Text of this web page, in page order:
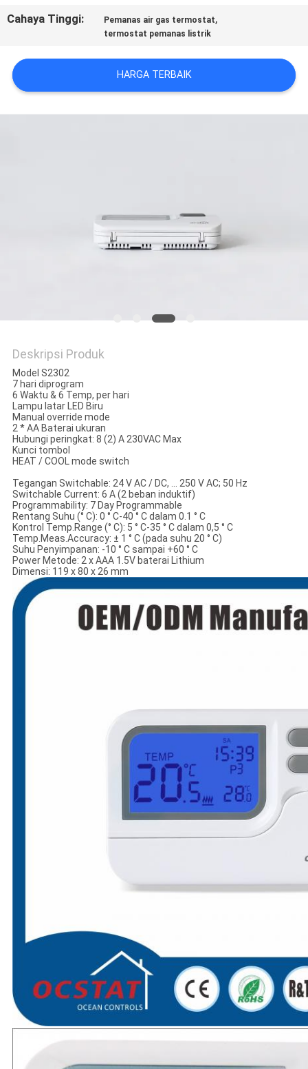
SITEMAP
PRIVACY
POLICY
Cahaya Tinggi: Pemanas air gas termostat,
termostat pemanas listrik
HARGA TERBAIK
Deskripsi Produk
Model S2302
7 hari diprogram
6 Waktu & 6 Temp, per hari
Lampu latar LED Biru
Manual override mode
2 * AA Baterai ukuran
Hubungi peringkat: 8 (2) A 230VAC Max
Kunci tombol
HEAT / COOL mode switch
Tegangan Switchable: 24 V AC / DC, ... 250 V AC; 50 Hz
Switchable Current: 6 A (2 beban induktif)
Programmability: 7 Day Programmable
Rentang Suhu (° C): 0 ° C-40 ° C dalam 0.1 ° C
Kontrol Temp.Range (° C): 5 ° C-35 ° C dalam 0,5 ° C
Temp.Meas.Accuracy: ± 1 ° C (pada suhu 20 ° C)
Suhu Penyimpanan: -10 ° C sampai +60 ° C
Power Metode: 2 x AAA 1.5V baterai Lithium
Dimensi: 119 x 80 x 26 mm